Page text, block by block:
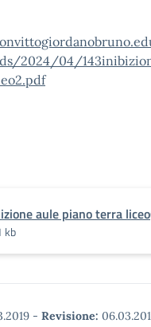
2024/04/
aule piano terra
kb
- Revisione: